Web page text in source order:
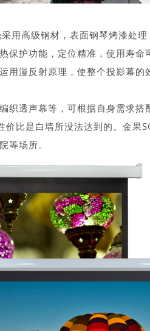
用高级钢材，表面钢琴烤漆处
保护功能，定位精准，使用寿命
用漫反射原理，使整个投影幕的
编织透声幕等，可根据自身需求
比是白墙所没法达到的。金果
等场所。